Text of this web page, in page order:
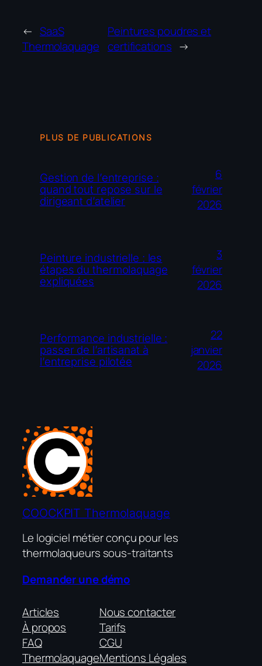
← SaaS
Thermolaquage
Peintures poudres et
certifications →
PLUS DE PUBLICATIONS
Gestion de l’entreprise :
quand tout repose sur le
dirigeant d’atelier
6
février
2026
Peinture industrielle : les
étapes du thermolaquage
expliquées
3
février
2026
Performance industrielle :
passer de l’artisanat à
l’entreprise pilotée
22
janvier
2026
COOCKPIT Thermolaquage
Le logiciel métier conçu pour les
thermolaqueurs sous-traitants
Demander une démo
Articles
À propos
FAQ
Thermolaquage
Nous contacter
Tarifs
CGU
Mentions Légales